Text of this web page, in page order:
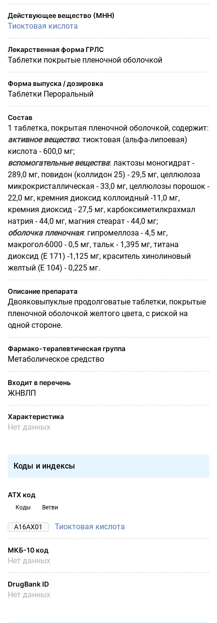
Действующее вещество (МНН)
Тиоктовая кислота
Лекарственная форма ГРЛС
Таблетки покрытые пленочной оболочкой
Форма выпуска / дозировка
Таблетки Пероральный
Состав
1 таблетка, покрытая пленочной оболочкой, содержит:
активное вещество: тиоктовая (альфа-липоевая)
кислота - 600,0 мг;
вспомогательные вещества: лактозы моногидрат -
289,0 мг, повидон (коллидон 25) - 29,5 мг, целлюлоза
микрокристаллическая - 33,0 мг, целлюлозы порошок -
22,0 мг, кремния диоксид коллоидный -11,0 мг,
кремния диоксид - 27,5 мг, карбоксиметилкрахмал
натрия - 44,0 мг, магния стеарат - 44,0 мг;
оболочка пленочная: гипромеллоза - 4,5 мг,
макрогол-6000 - 0,5 мг, тальк - 1,395 мг, титана
диоксид (Е 171) -1,125 мг, краситель хинолиновый
желтый (Е 104) - 0,225 мг.
Описание препарата
Двояковыпуклые продолговатые таблетки, покрытые
пленочной оболочкой желтого цвета, с риской на
одной стороне.
Фармако-терапевтическая группа
Метаболическое средство
Входит в перечень
ЖНВЛП
Характеристика
Нет данных
Коды и индексы
АТХ код
Коды Ветви
A16AX01 Тиоктовая кислота
МКБ-10 код
Нет данных
DrugBank ID
Нет данных